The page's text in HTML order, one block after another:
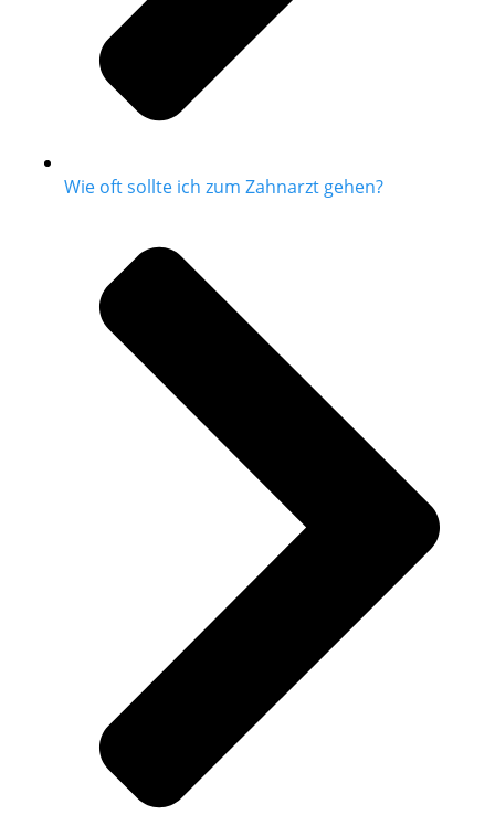
Wie oft sollte ich zum Zahnarzt gehen?